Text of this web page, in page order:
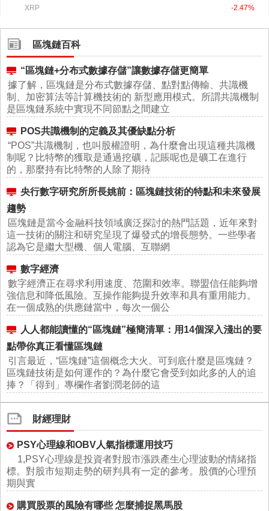
區塊鏈百科
“區塊鏈+分布式數據存儲”讓數據存儲更簡單
據了解，區塊鏈是分布式數據存儲、點對點傳輸、共識機
制、加密算法等計算機技術的 新型應用模式。所謂共識機制
是區塊鏈系統中實現不同節點之間建立
POS共識機制的定義及其優缺點分析
“POS”共識機制，也叫股權證明，為什麼會出現這種共識機
制呢？比特幣的獲取是通過挖礦，記賬呢也是礦工在進行
的，那麼持有比特幣的人除了期待
央行數字研究所所長姚前：區塊鏈技術的特點和未來發展
趨勢
區塊鏈是當今金融科技領域廣泛探討的熱門話題，近年來對
這一技術的關注和研究呈現了爆發式的增長態勢。一些學者
認為它是繼大型機、個人電腦、互聯網
數字經濟
數字經濟正在尋求利用速度、范圍和效率。聯盟信任能夠增
強信息和降低風險。互操作能夠提升效率和具有重用能力。
在一個成熟的供應鏈當中，每次一個公
人人都能讀懂的“區塊鏈”極簡清單：用14個深入淺出的要
點帶你真正看懂區塊鏈
引言最近，“區塊鏈”這個概念大火。可到底什麼是區塊鏈？
區塊鏈技術是如何運作的？為什麼它會受到如此多的人的追
捧？「得到」專欄作者劉潤老師的這
財經理財
PSY心理線和OBV人氣指標運用技巧
1,PSY心理線是投資者對股市漲跌產生心理波動的情緒指
標。對股市短期走勢的研判具有一定的參考。股價的心理預
期與實
購買股票的風險有哪些 怎麼捕捉黑馬股